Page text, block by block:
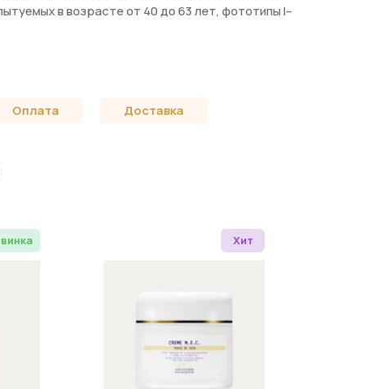
в возрасте от 40 до 63 лет, фототипы I–
Оплата Доставка
Хит